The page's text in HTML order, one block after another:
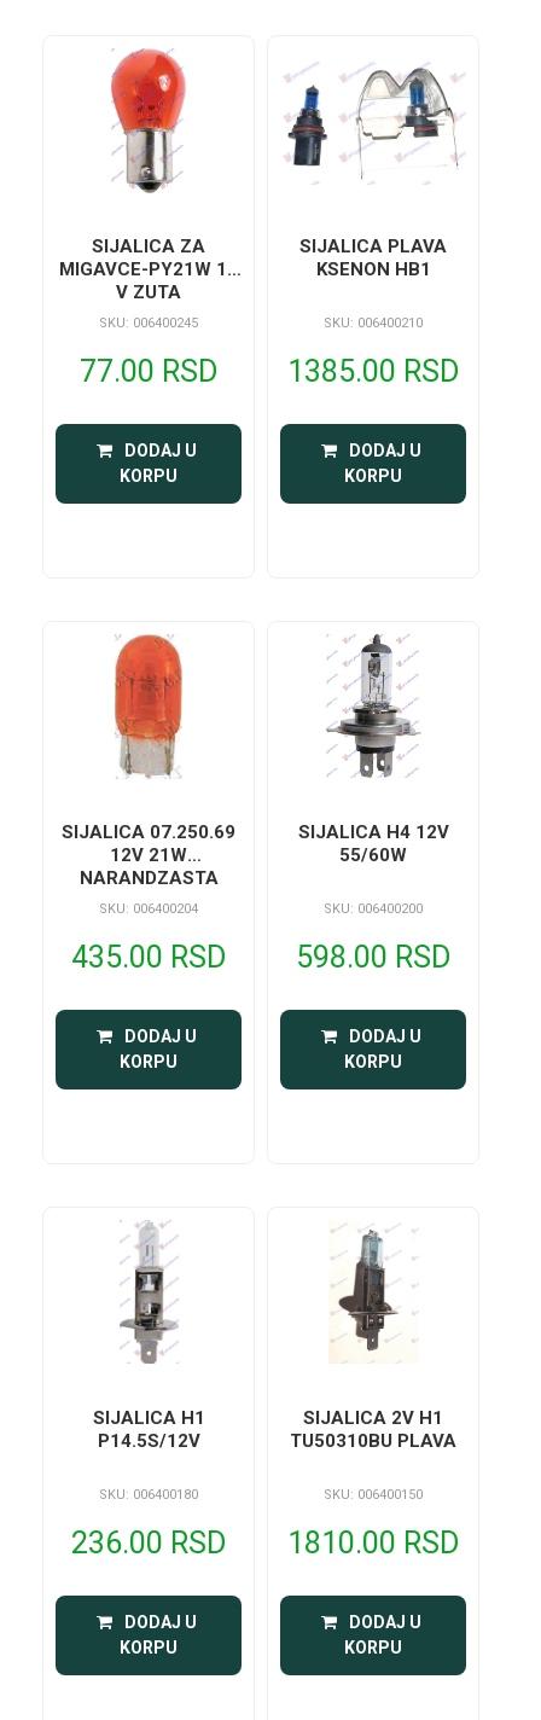
SIJALICA ZA
MIGAVCE-PY21W 12
V ZUTA
SKU: 006400245
77.00 RSD
DODAJ U
KORPU
SIJALICA PLAVA
KSENON HB1
SKU: 006400210
1385.00 RSD
DODAJ U
KORPU
SIJALICA 07.250.69
12V 21W
NARANDZASTA
SKU: 006400204
435.00 RSD
DODAJ U
KORPU
SIJALICA H4 12V
55/60W
SKU: 006400200
598.00 RSD
DODAJ U
KORPU
SIJALICA H1
P14.5S/12V
SKU: 006400180
236.00 RSD
DODAJ U
KORPU
SIJALICA 2V H1
TU50310BU PLAVA
SKU: 006400150
1810.00 RSD
DODAJ U
KORPU